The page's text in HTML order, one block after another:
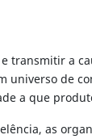
a
de
a que
as